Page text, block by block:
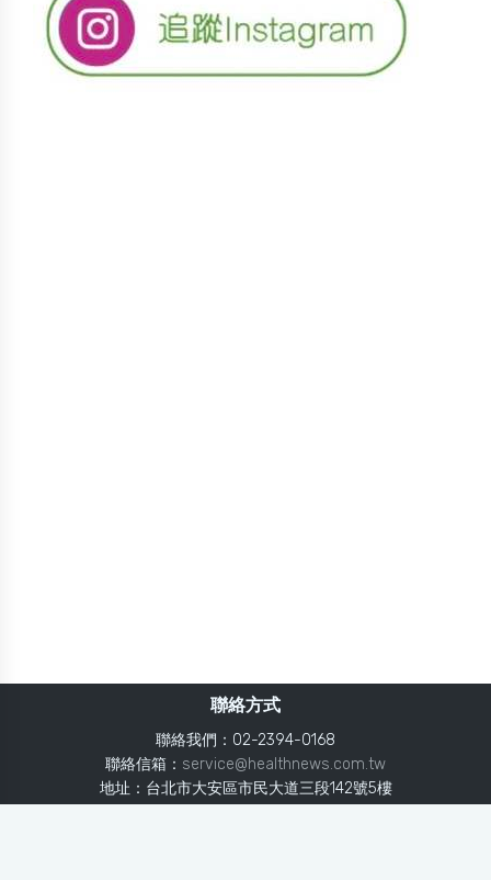
聯絡方式
聯絡我們：02-2394-0168
聯絡信箱： service@healthnews.com.tw
地址：台北市大安區市民大道三段142號5樓